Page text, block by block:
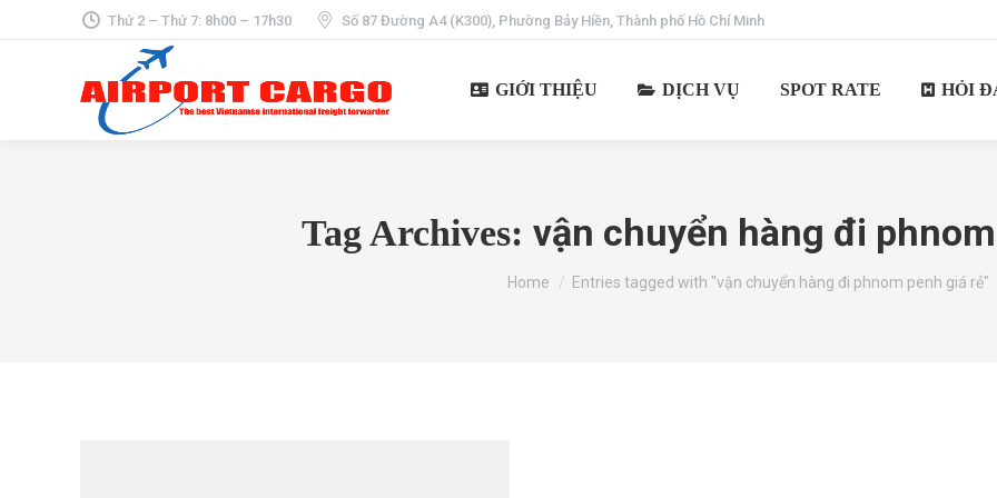
Thứ 2 – Thứ 7: 8h00 – 17h30 Số 87 Đường A4 (K300), Phường Bảy Hiền, Thành phố Hồ Chí Minh
GIỚI THIỆU DỊCH VỤ SPOT RATE HỎI
Tag Archives: vận chuyển hàng đi
You are here:
Home Entries tagged with "vận chuyển hàng đi phnom penh giá rẻ"